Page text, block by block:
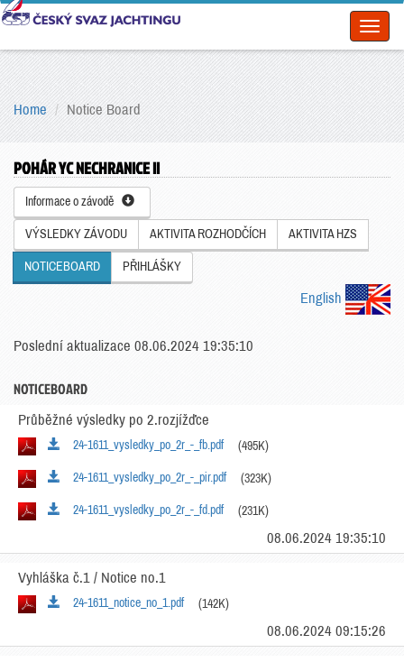
Home Notice Board
POHÁR YC NECHRANICE II
Informace o závodě
VÝSLEDKY ZÁVODU AKTIVITA ROZHODČÍCH AKTIVITA HZS
NOTICEBOARD PŘIHLÁŠKY
English
Poslední aktualizace 08.06.2024 19:35:10
NOTICEBOARD
Průběžné výsledky po 2.rozjížďce
24-1611_vysledky_po_2r_-_fb.pdf (495K)
24-1611_vysledky_po_2r_-_pir.pdf (323K)
24-1611_vysledky_po_2r_-_fd.pdf (231K)
08.06.2024 19:35:10
Vyhláška č.1 / Notice no.1
24-1611_notice_no_1.pdf (142K)
08.06.2024 09:15:26